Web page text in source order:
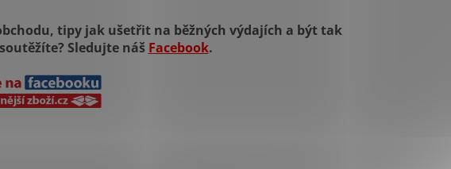
tipy jak ušetřit na běžných výdajích a být tak
Sledujte náš Facebook.